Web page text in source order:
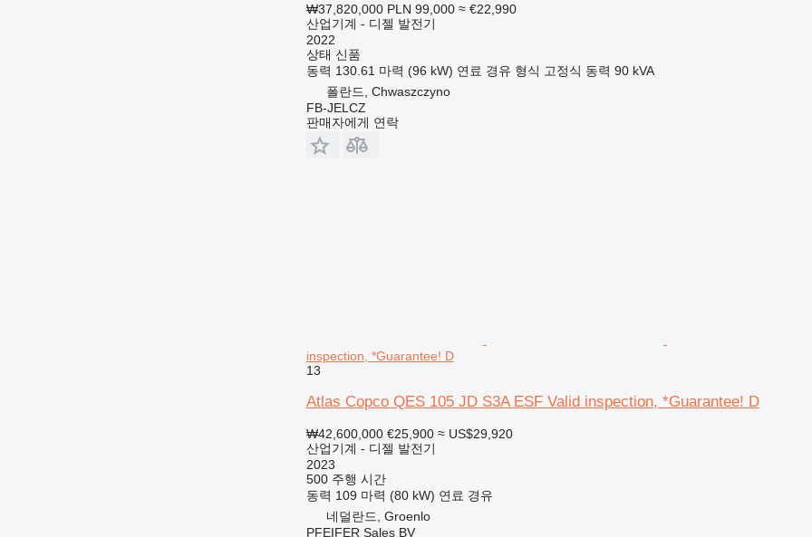
₩37,820,000 PLN 99,000 ≈ €22,990
산업기계 - 디젤 발전기
2022
상태 신품
동력 130.61 마력 (96 kW) 연료 경유 형식 고정식 동력 90 kVA
폴란드, Chwaszczyno
FB-JELCZ
판매자에게 연락
inspection, *Guarantee! D
13
Atlas Copco QES 105 JD S3A ESF Valid inspection, *Guarantee! D
₩42,600,000 €25,900 ≈ US$29,920
산업기계 - 디젤 발전기
2023
500 주행 시간
동력 109 마력 (80 kW) 연료 경유
네덜란드, Groenlo
PFEIFER Sales BV